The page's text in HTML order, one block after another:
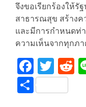
จึงขอเรียกร้องให้รั
สาธารณสุข สร้างค
และมีการกำหนดท่
ความเห็นจากทุกภ
Share